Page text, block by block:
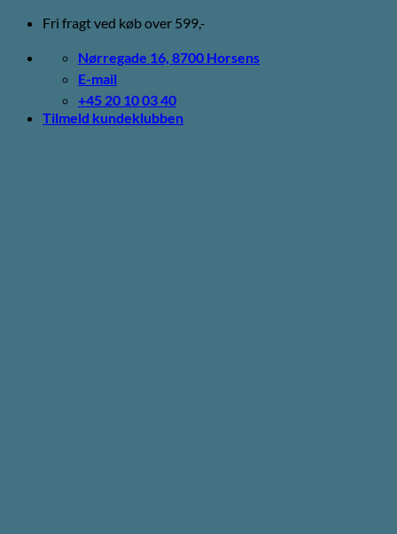
Fortsæt
indhold
Fri fragt ved køb over 599,-
Nørregade 16, 8700 Horsens
E-mail
+45 20 10 03 40
Tilmeld kundeklubben